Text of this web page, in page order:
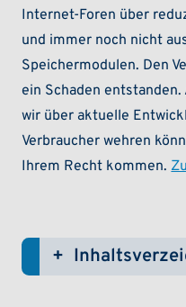
Internet-Foren über
und immer noch nicht
Speichermodulen. Den
ein Schaden
wir über aktuelle
Verbraucher wehren
Ihrem Recht kommen.